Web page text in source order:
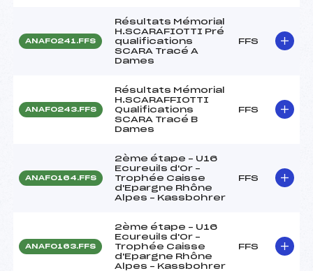
ANAF0241.FFS
Résultats Mémorial
H.SCARAFIOTTI Pré
qualifications
SCARA Tracé A
Dames
FFS
ANAF0243.FFS
Résultats Mémorial
H.SCARAFFIOTTI
Qualifications
SCARA Tracé B
Dames
FFS
ANAF0164.FFS
2ème étape – U16
Ecureuils d'Or –
Trophée Caisse
d'Epargne Rhône
Alpes – Kassbohrer
FFS
ANAF0163.FFS
2ème étape – U16
Ecureuils d'Or –
Trophée Caisse
d'Epargne Rhône
Alpes – Kassbohrer
FFS